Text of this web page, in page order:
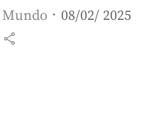
Mundo 08/02/ 2025
share